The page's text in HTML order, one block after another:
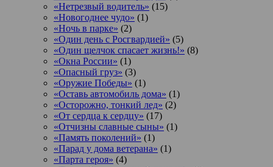
«Нетрезвый водитель» (15)
«Новогоднее чудо» (1)
«Ночь в парке» (2)
«Один день с Росгвардией» (5)
«Один щелчок спасает жизнь!» (8)
«Окна России» (1)
«Опасный груз» (3)
«Оружие Победы» (1)
«Оставь автомобиль дома» (1)
«Осторожно, тонкий лед» (2)
«От сердца к сердцу» (17)
«Отчизны славные сыны» (1)
«Память поколений» (1)
«Парад у дома ветерана» (1)
«Парта героя» (4)